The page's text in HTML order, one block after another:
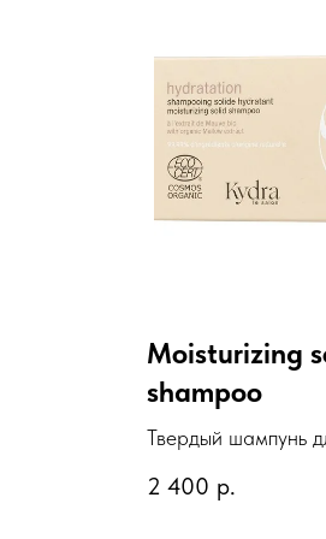
Moisturizing
shampoo
Твердый шампунь
«Увлажнение», 80 г
2 400 р.